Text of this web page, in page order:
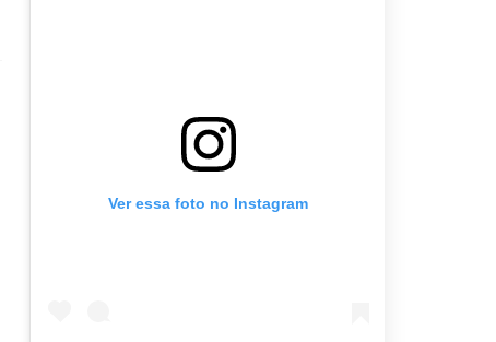
Ver essa foto no Instagram